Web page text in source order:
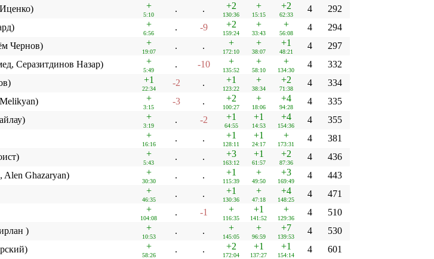
+
5:10
. . +2
130:36
+
15:15
+2
62:33
4
292
+
6:56
. -9 +2
159:24
+
33:43
+
56:08
4
294
Чернов) +
19:07
. . +
172:10
+
38:07
+1
48:21
4
297
Серазитдинов Назар) +
5:49
. -10 +
135:52
+
58:10
+
134:30
4
332
+1
22:34
-2 . +1
123:22
+
38:34
+2
71:38
4
334
+
3:15
-3 . +2
100:27
+
18:06
+4
94:28
4
335
+
3:19
. -2 +1
64:55
+1
14:53
+4
154:36
4
355
+
16:16
. . +1
128:11
+1
24:17
+
173:31
4
381
+
5:43
. . +3
163:12
+1
61:57
+2
87:36
4
436
Alen Ghazaryan) +
30:30
. . +1
115:39
+
49:50
+3
169:49
4
443
+
46:35
. . +1
130:36
+
47:18
+4
148:25
4
471
+
104:08
. -1 +
116:35
+1
141:52
+
129:36
4
510
) +
10:53
. . +
145:05
+
96:59
+7
139:53
4
530
+
58:26
. . +2
172:04
+1
137:27
+1
154:14
4
601